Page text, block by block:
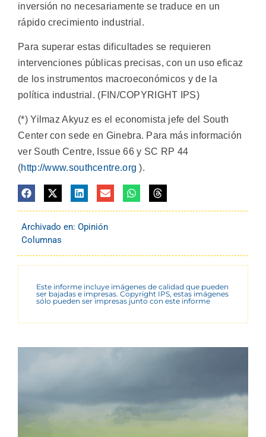
inversión no necesariamente se traduce en un
rápido crecimiento industrial.
Para superar estas dificultades se requieren
intervenciones públicas precisas, con un uso eficaz
de los instrumentos macroeconómicos y de la
política industrial. (FIN/COPYRIGHT IPS)
(*) Yilmaz Akyuz es el economista jefe del South
Center con sede en Ginebra. Para más información
ver South Centre, Issue 66 y SC RP 44
(http://www.southcentre.org ).
Archivado en: Opinión
Columnas
Este informe incluye imágenes de calidad que pueden
ser bajadas e impresas. Copyright IPS, estas imágenes
sólo pueden ser impresas junto con este informe